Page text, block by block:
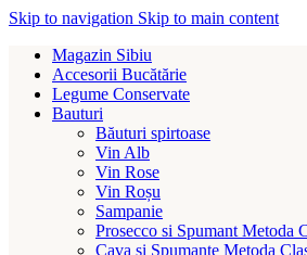
Skip to navigation Skip to main content
Magazin Sibiu
Accesorii Bucătărie
Legume Conservate
Bauturi
Băuturi spirtoase
Vin Alb
Vin Rose
Vin Roșu
Sampanie
Prosecco si Spumant Metoda
Cava si Spumante Metoda